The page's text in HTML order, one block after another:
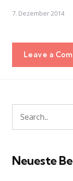
7. Dezember 2014
Leave a
Search
for:
Neueste